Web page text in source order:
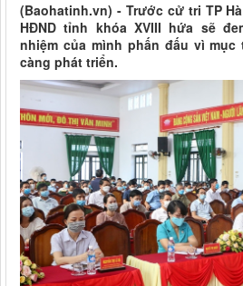
(Baohatinh.vn) - Trước cử tri TP
HĐND tỉnh khóa XVIII hứa sẽ
nhiệm của mình phấn đấu vì
càng phát triển.